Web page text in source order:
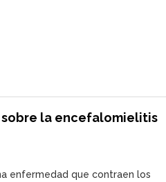
la encefalomielitis
enfermedad que contraen los